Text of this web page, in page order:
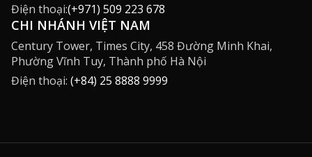
Điện thoại:(+971) 509 223 678
CHI NHÁNH VIỆT NAM
Century Tower, Times City, 458 Đường Minh Khai,
Phường Vĩnh Tuy, Thành phố Hà Nội
Điện thoại: (+84) 25 8888 9999